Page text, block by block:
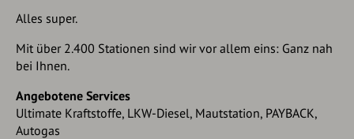
Alles super.
Mit über 2.400 Stationen sind wir vor allem eins: Ganz nah
bei Ihnen.
Angebotene Services
Ultimate Kraftstoffe, LKW-Diesel, Mautstation, PAYBACK,
Autogas